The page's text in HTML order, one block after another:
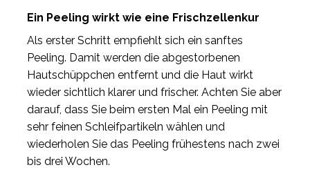
Ein Peeling wirkt wie eine Frischzellenkur
Als erster Schritt empfiehlt sich ein sanftes
Peeling. Damit werden die abgestorbenen
Hautschüppchen entfernt und die Haut wirkt
wieder sichtlich klarer und frischer. Achten Sie aber
darauf, dass Sie beim ersten Mal ein Peeling mit
sehr feinen Schleifpartikeln wählen und
wiederholen Sie das Peeling frühestens nach zwei
bis drei Wochen.